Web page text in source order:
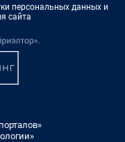
персональных данных и
сайта